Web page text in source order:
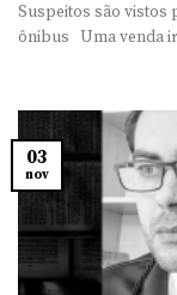
Suspeitos são vistos
ônibus Uma venda
03
nov